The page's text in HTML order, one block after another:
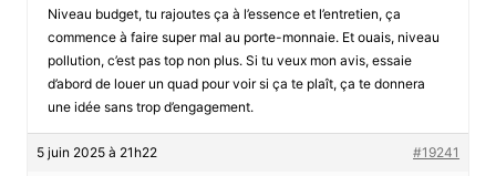
Niveau budget, tu rajoutes ça à l’essence et l’entretien, ça
commence à faire super mal au porte-monnaie. Et ouais, niveau
pollution, c’est pas top non plus. Si tu veux mon avis, essaie
d’abord de louer un quad pour voir si ça te plaît, ça te donnera
une idée sans trop d’engagement.
5 juin 2025 à 21h22 #19241